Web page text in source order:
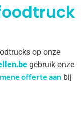
op onze
gebruik onze
offerte aan bij